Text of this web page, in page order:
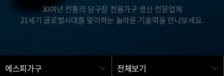
30여년 전통의 당구장 전용가구 생산 전문업체
21세기 글로벌시대를 맞이하는 놀라운 기술력을 만나보세요.
에스피가구 전체보기